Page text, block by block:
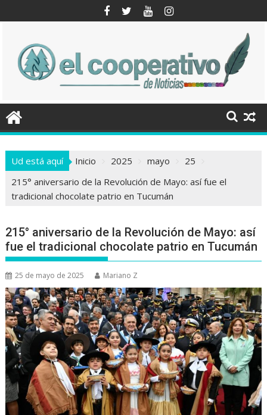
al
Ud está aquí Inicio 2025 mayo
25
215° aniversario de la Revolución de Mayo: así fue el
tradicional chocolate patrio en Tucumán
215° aniversario de la Revolución de Mayo: así
fue el tradicional chocolate patrio en Tucumán
25 de mayo de 2025 Mariano Z